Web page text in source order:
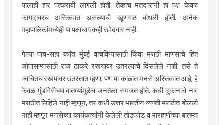
यालाही हार पत्करावी लागली होती. तेव्हाच मतदारांनी हा पक्ष केवळ
कागदावरच अस्तित्वात असल्याची खूणगाठ बांधली होती. अनेक
महापालिकांमध्येही या पक्षाचा एकही उमेदवार नाही.
गेल्या पाच-सहा वर्षांत मुंबई वाचविण्यासाठी किंवा मराठी माणसाचे हित
जोपासण्यासाठी राज ठाकरे रस्त्यावर उतरल्याचे दिसलेले नाही. तसे ते
क्वचितच रस्त्यावर उतरतात म्हणा; पण या काळात मनसे अस्तित्वात आहे, हे
केवळ गुंडगिरीच्या बातम्यांमुळेच जनतेला समजत होते. कधी दुकानाचे नाव
मराठीत लिहिले नाही म्हणून, तर कधी उत्तर भारतीय व्यक्ती मराठीत बोलली
नाही म्हणून मनसेच्या कार्यकर्त्यांनी केलेली तोडफोड व मारहाणीच्या बातम्या